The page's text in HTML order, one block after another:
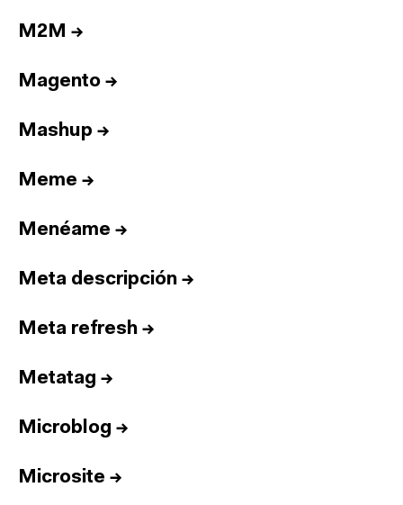
M2M →
Magento →
Mashup →
Meme →
Menéame →
Meta descripción →
Meta refresh →
Metatag →
Microblog →
Microsite →